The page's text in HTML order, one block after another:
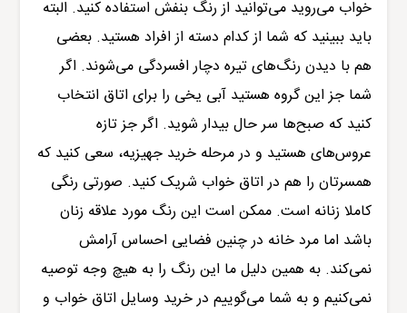
خواب می‌روید می‌توانید از رنگ بنفش استفاده کنید. البته
باید ببینید که شما از کدام دسته از افراد هستید. بعضی
هم با دیدن رنگ‌های تیره دچار افسردگی می‌شوند. اگر
شما جز این گروه هستید آبی یخی را برای اتاق انتخاب
کنید که صبح‌ها سر حال بیدار شوید. اگر جز تازه
عروس‌های هستید و در مرحله خرید جهیزیه، سعی کنید که
همسرتان را هم در اتاق خواب شریک کنید. صورتی رنگی
کاملا زنانه است. ممکن است این رنگ مورد علاقه زنان
باشد اما مرد خانه در چنین فضایی احساس آرامش
نمی‌کند. به همین دلیل ما این رنگ را به هیچ وجه توصیه
نمی‌کنیم و به شما می‌گوییم در خرید وسایل اتاق خواب و